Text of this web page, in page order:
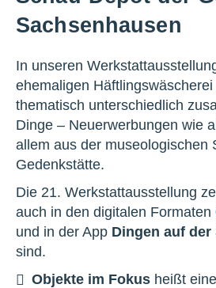
Sachsenhausen
In unseren
ehemaligen
thematisch unterschiedlich
Dinge – Neuerwerbungen wie
allem aus der museologischen
Gedenkstätte.
Die 21. Werkstattausstellung
auch in den digitalen Formaten
und in der App Dingen auf der
sind.
Objekte im Fokus heißt